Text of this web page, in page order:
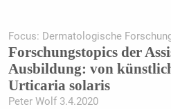
Focus: Dermatologische
Forschungstopics der
Ausbildung: von
Urticaria solaris
Peter Wolf 3.4.2020